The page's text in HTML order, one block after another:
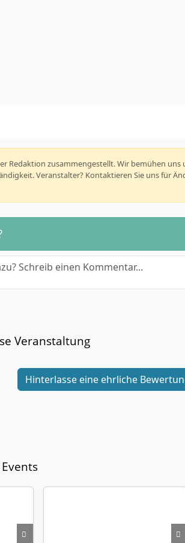
Redaktion zusammengestellt. Wir bemühen
Veranstalter? Kontaktieren Sie uns für
Schreib einen Kommentar...
Veranstaltung
Hinterlasse eine ehrliche